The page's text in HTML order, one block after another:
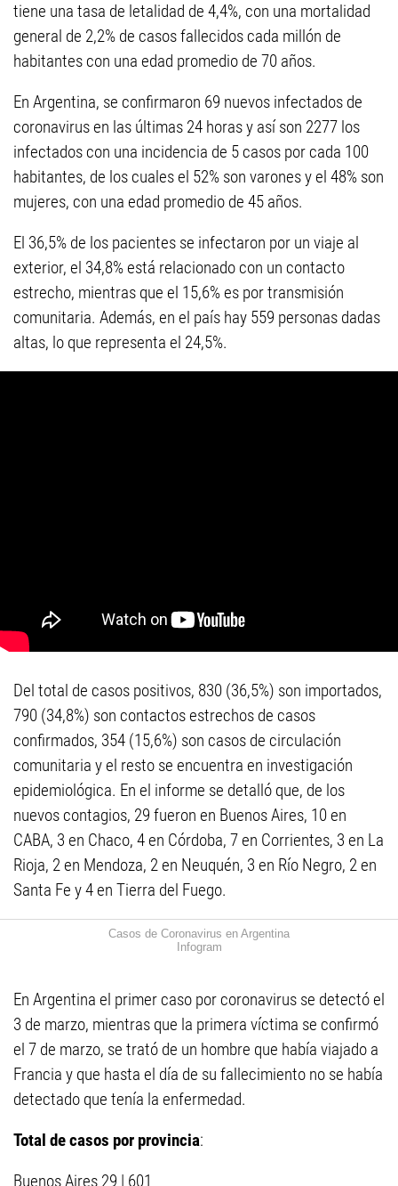
tiene una tasa de letalidad de 4,4%, con una mortalidad
general de 2,2% de casos fallecidos cada millón de
habitantes con una edad promedio de 70 años.
En Argentina, se confirmaron 69 nuevos infectados de
coronavirus en las últimas 24 horas y así son 2277 los
infectados con una incidencia de 5 casos por cada 100
habitantes, de los cuales el 52% son varones y el 48% son
mujeres, con una edad promedio de 45 años.
El 36,5% de los pacientes se infectaron por un viaje al
exterior, el 34,8% está relacionado con un contacto
estrecho, mientras que el 15,6% es por transmisión
comunitaria. Además, en el país hay 559 personas dadas
altas, lo que representa el 24,5%.
Del total de casos positivos, 830 (36,5%) son importados,
790 (34,8%) son contactos estrechos de casos
confirmados, 354 (15,6%) son casos de circulación
comunitaria y el resto se encuentra en investigación
epidemiológica. En el informe se detalló que, de los
nuevos contagios, 29 fueron en Buenos Aires, 10 en
CABA, 3 en Chaco, 4 en Córdoba, 7 en Corrientes, 3 en La
Rioja, 2 en Mendoza, 2 en Neuquén, 3 en Río Negro, 2 en
Santa Fe y 4 en Tierra del Fuego.
Casos de Coronavirus en Argentina
Infogram
En Argentina el primer caso por coronavirus se detectó el
3 de marzo, mientras que la primera víctima se confirmó
el 7 de marzo, se trató de un hombre que había viajado a
Francia y que hasta el día de su fallecimiento no se había
detectado que tenía la enfermedad.
Total de casos por provincia:
Buenos Aires 29 | 601